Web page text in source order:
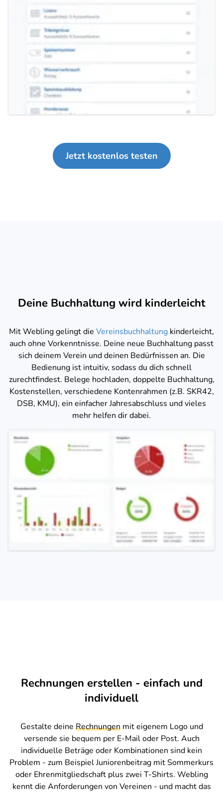
Jetzt kostenlos testen
Deine Buchhaltung wird kinderleicht
Mit Webling gelingt die Vereinsbuchhaltung kinderleicht,
auch ohne Vorkenntnisse. Deine neue Buchhaltung passt
sich deinem Verein und deinen Bedürfnissen an. Die
Bedienung ist intuitiv, sodass du dich schnell
zurechtfindest. Belege hochladen, doppelte Buchhaltung,
Kostenstellen, verschiedene Kontenrahmen (z.B. SKR42,
DSB, KMU), ein einfacher Jahresabschluss und vieles
mehr helfen dir dabei.
Rechnungen erstellen - einfach und
individuell
Gestalte deine Rechnungenmit eigenem Logo und
versende sie bequem per E-Mail oder Post. Auch
individuelle Beträge oder Kombinationen sind kein
Problem - zum Beispiel Juniorenbeitrag mit Sommerkurs
oder Ehrenmitgliedschaft plus zwei T-Shirts. Webling
kennt die Anforderungen von Vereinen - und macht das